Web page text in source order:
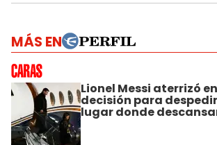
MÁS EN
Lionel Messi aterrizó
decisión para
lugar donde